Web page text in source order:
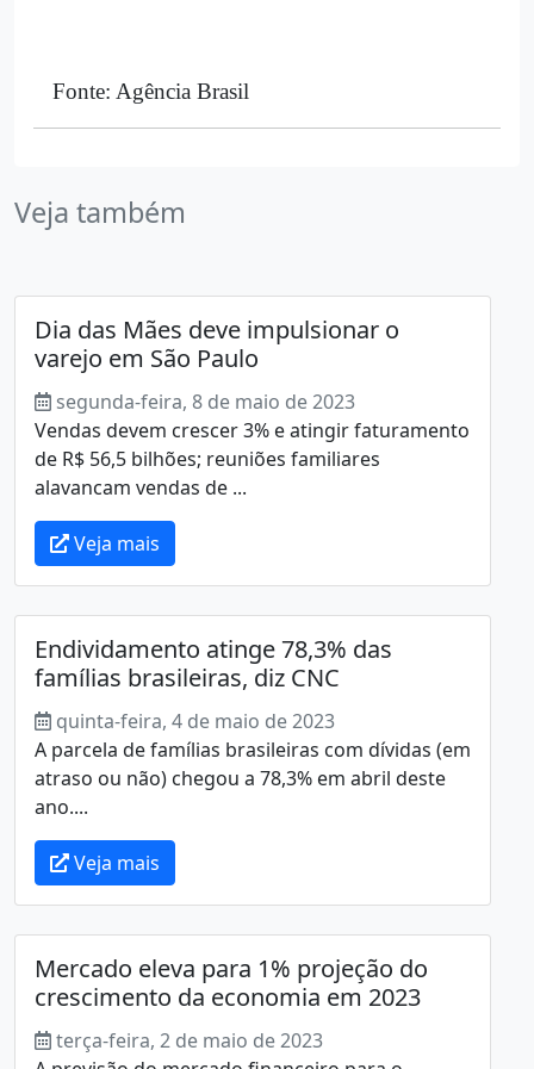
Fonte: Agência Brasil
Veja também
Dia das Mães deve impulsionar o
varejo em São Paulo
segunda-feira, 8 de maio de 2023
Vendas devem crescer 3% e atingir faturamento
de R$ 56,5 bilhões; reuniões familiares
alavancam vendas de ...
Veja mais
Endividamento atinge 78,3% das
famílias brasileiras, diz CNC
quinta-feira, 4 de maio de 2023
A parcela de famílias brasileiras com dívidas (em
atraso ou não) chegou a 78,3% em abril deste
ano....
Veja mais
Mercado eleva para 1% projeção do
crescimento da economia em 2023
terça-feira, 2 de maio de 2023